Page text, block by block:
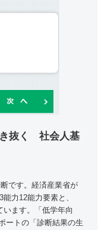
き抜く 社会人基
です。経済産業省が
能力12能力要素と、
います。「低学年向
ートの「診断結果の生